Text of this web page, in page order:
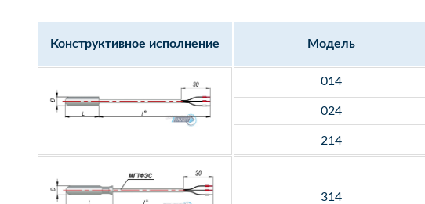
Конструктивное исполнение Модель
014
024
214
314